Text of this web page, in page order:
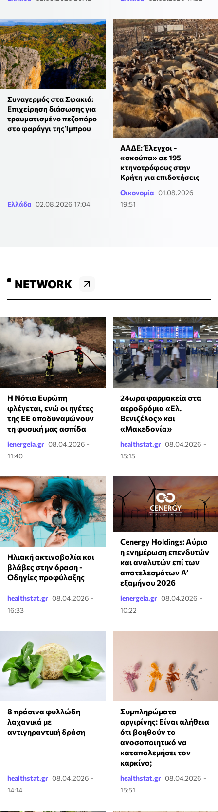
Συναγερμός στα Σφακιά:
Επιχείρηση διάσωσης για
τραυματισμένο πεζοπόρο
στο φαράγγι της Ίμπρου
Ελλάδα 02.08.2026 17:04
ΑΑΔΕ: Έλεγχοι -
«σκούπα» σε 195
κτηνοτρόφους στην
Κρήτη για επιδοτήσεις
Οικονομία 01.08.2026
19:51
NETWORK
Η Νότια Ευρώπη
φλέγεται, ενώ οι ηγέτες
της ΕΕ αποδυναμώνουν
τη φυσική μας ασπίδα
ienergeia.gr 08.04.2026 -
11:40
24ωρα φαρμακεία στα
αεροδρόμια «Ελ.
Βενιζέλος» και
«Μακεδονία»
healthstat.gr 08.04.2026 -
15:15
Ηλιακή ακτινοβολία και
βλάβες στην όραση -
Οδηγίες προφύλαξης
healthstat.gr 08.04.2026 -
16:33
Cenergy Holdings: Αύριο
η ενημέρωση επενδυτών
και αναλυτών επί των
αποτελεσμάτων A’
εξαμήνου 2026
ienergeia.gr 08.04.2026 -
10:22
8 πράσινα φυλλώδη
λαχανικά με
αντιγηραντική δράση
healthstat.gr 08.04.2026 -
14:14
⁠Συμπληρώματα
αργιρίνης: Είναι αλήθεια
ότι βοηθούν το
ανοσοποιητικό να
καταπολεμήσει τον
καρκίνο;
healthstat.gr 08.04.2026 -
15:51